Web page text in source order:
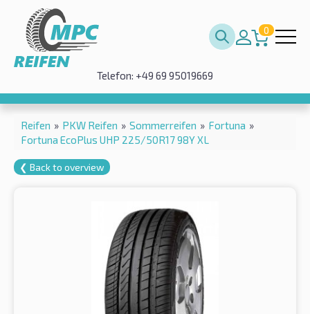
0
Telefon: +49 69 95019669
Reifen » PKW Reifen » Sommerreifen » Fortuna »
Fortuna EcoPlus UHP 225/50R17 98Y XL
❮ Back to overview